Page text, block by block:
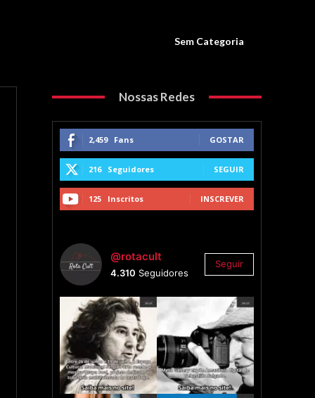
Sem Categoria
Nossas Redes
2,459 Fans GOSTAR
216 Seguidores SEGUIR
125 Inscritos INSCREVER
@rotacult
4.310 Seguidores
Seguir